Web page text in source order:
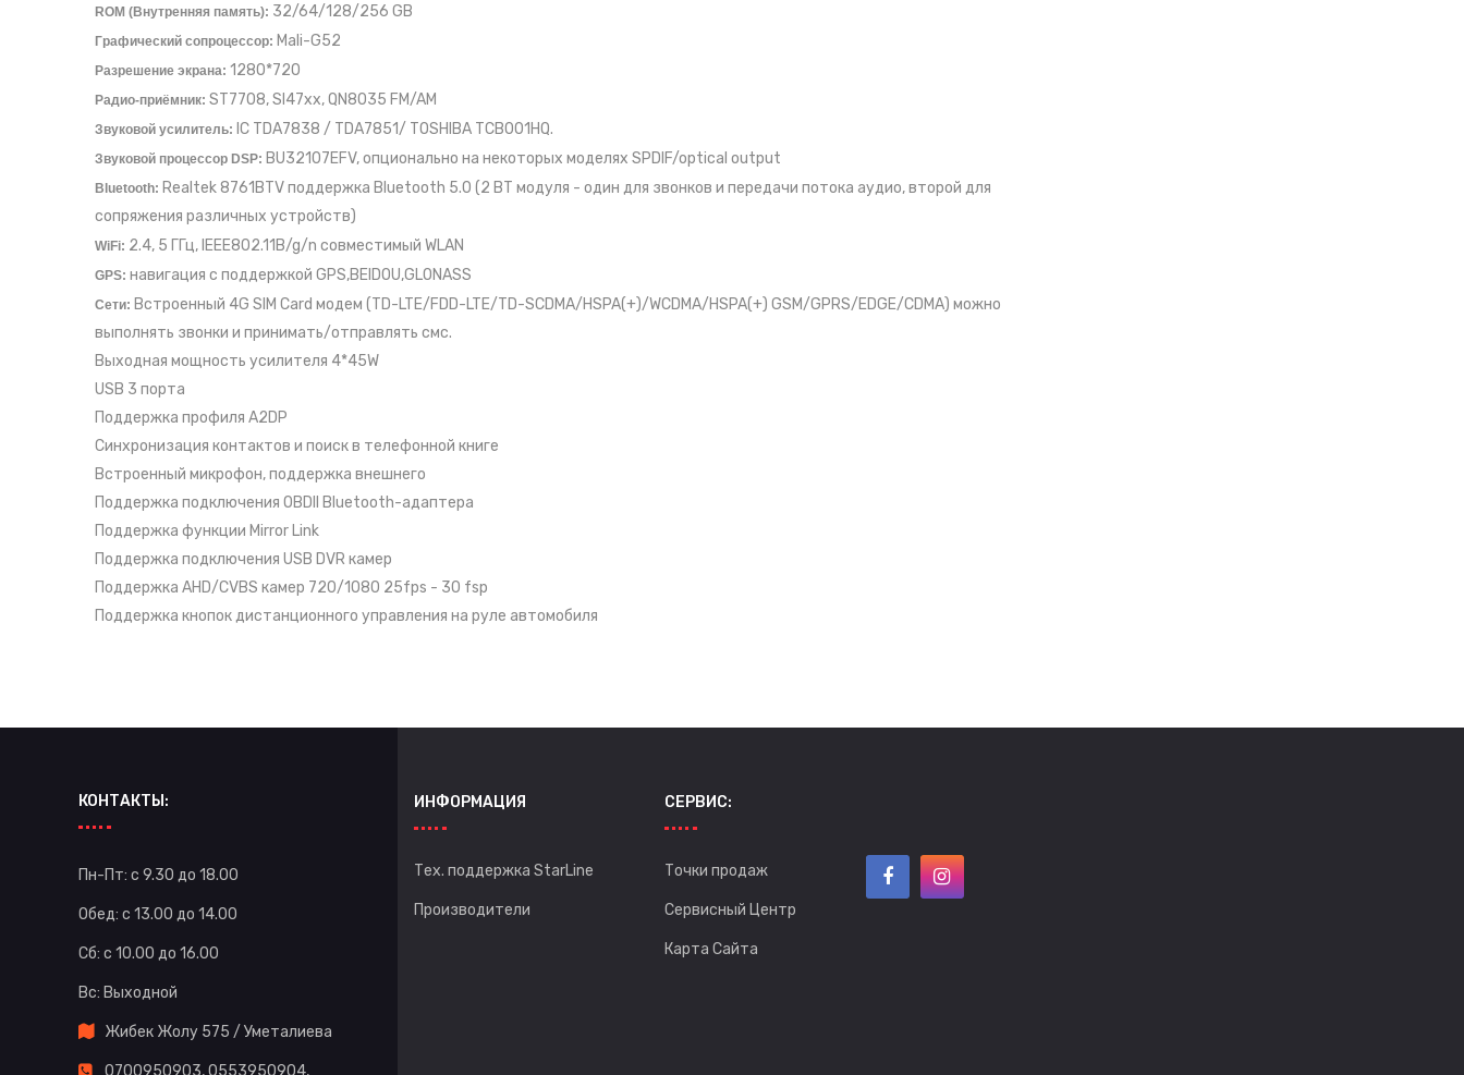
ROM (Внутренняя память): 32/64/128/256 GB
Графический сопроцессор: Mali-G52
Разрешение экрана: 1280*720
Радио-приёмник: ST7708, SI47xx, QN8035 FM/AM
Звуковой усилитель: IC TDA7838 / TDA7851/ TOSHIBA TCB001HQ.
Звуковой процессор DSP: BU32107EFV, опционально на некоторых моделях SPDIF/optical output
Bluetooth: Realtek 8761BTV поддержка Bluetooth 5.0 (2 BT модуля - один для звонков и передачи потока аудио, второй для
сопряжения различных устройств)
WiFi: 2.4, 5 ГГц, IEEE802.11B/g/n совместимый WLAN
GPS: навигация с поддержкой GPS,BEIDOU,GLONASS
Сети: Встроенный 4G SIM Card модем (TD-LTE/FDD-LTE/TD-SCDMA/HSPA(+)/WCDMA/HSPA(+) GSM/GPRS/EDGE/CDMA) можно
выполнять звонки и принимать/отправлять смс.
Выходная мощность усилителя 4*45W
USB 3 порта
Поддержка профиля A2DP
Синхронизация контактов и поиск в телефонной книге
Встроенный микрофон, поддержка внешнего
Поддержка подключения OBDII Bluetooth-адаптера
Поддержка функции Mirror Link
Поддержка подключения USB DVR камер
Поддержка AHD/CVBS камер 720/1080 25fps - 30 fsp
Поддержка кнопок дистанционного управления на руле автомобиля
КОНТАКТЫ:
Пн-Пт: с 9.30 до 18.00
Обед: с 13.00 до 14.00
Сб: с 10.00 до 16.00
Вс: Выходной
Жибек Жолу 575 / Уметалиева
0700950903,0553950904,
ИНФОРМАЦИЯ
Тех. поддержка StarLine
Производители
СЕРВИС:
Точки продаж
Сервисный Центр
Карта Сайта